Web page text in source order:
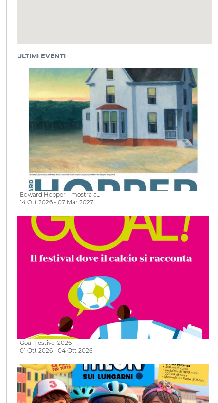
ULTIMI EVENTI
Edward Hopper - mostra a…
14 Ott 2026 - 07 Mar 2027
Goal Festival 2026
01 Ott 2026 - 04 Ott 2026